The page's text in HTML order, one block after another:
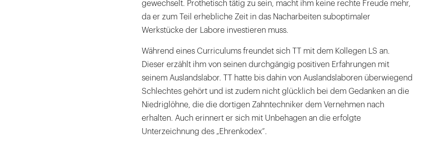
gewechselt. Prothetisch tätig zu sein, macht ihm keine rechte Freude mehr,
da er zum Teil erhebliche Zeit in das Nacharbeiten suboptimaler
Werkstücke der Labore investieren muss.
Während eines Curriculums freundet sich TT mit dem Kollegen LS an.
Dieser erzählt ihm von seinen durchgängig positiven Erfahrungen mit
seinem Auslandslabor. TT hatte bis dahin von Auslandslaboren überwiegend
Schlechtes gehört und ist zudem nicht glücklich bei dem Gedanken an die
Niedriglöhne, die die dortigen Zahntechniker dem Vernehmen nach
erhalten. Auch erinnert er sich mit Unbehagen an die erfolgte
Unterzeichnung des „Ehrenkodex“.